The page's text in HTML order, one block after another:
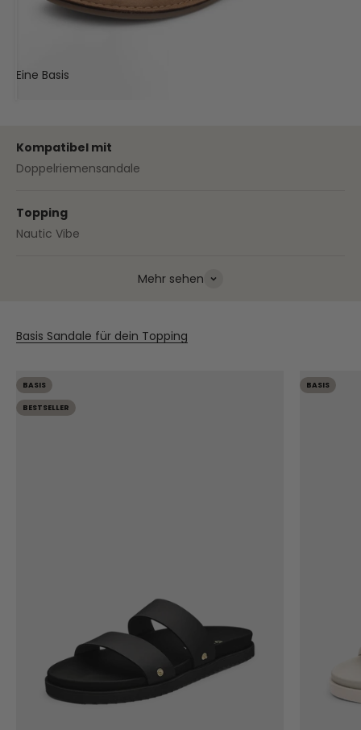
Eine Basis
Deine Sandale
Kompatibel mit
Doppelriemensandale
Topping
Nautic Vibe
Mehr sehen
Basis Sandale für dein Topping
BASIS
BESTSELLER
BASIS